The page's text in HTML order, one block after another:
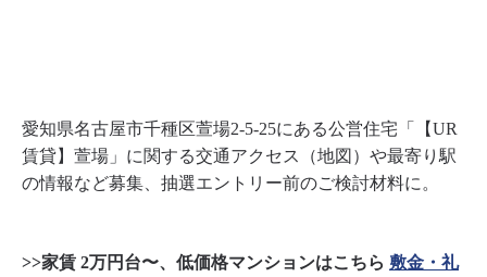
愛知県名古屋市千種区萱場2-5-25にある公営住宅「【UR
賃貸】萱場」に関する交通アクセス（地図）や最寄り駅
の情報など募集、抽選エントリー前のご検討材料に。
>>家賃 2万円台〜、低価格マンションはこちら 敷金・礼